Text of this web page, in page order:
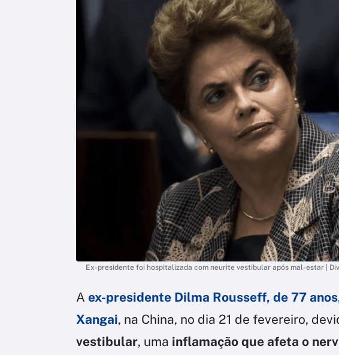
Ex-presidente foi hospitalizada com neurite vestibular após mal-estar |
A ex-presidente Dilma Rousseff, de 77
Xangai, na China, no dia 21 de fevereiro,
vestibular, uma inflamação que afeta o